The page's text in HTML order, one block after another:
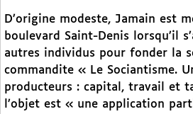
D’origine modeste, Jamain est
boulevard Saint-Denis lorsqu’il
autres individus pour fonder la
commandite « Le Sociantisme.
producteurs : capital, travail et
l’objet est « une application